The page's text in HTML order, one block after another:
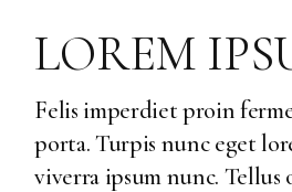
LOREM
Felis imperdiet proin
porta. Turpis nunc eget
viverra ipsum nunc. Tellus